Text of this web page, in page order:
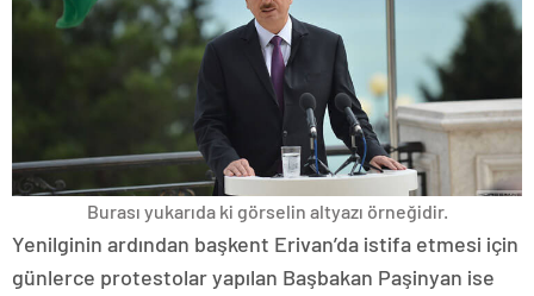
Burası yukarıda ki görselin altyazı örneğidir.
Yenilginin ardından başkent Erivan’da istifa etmesi için
günlerce protestolar yapılan Başbakan Paşinyan ise